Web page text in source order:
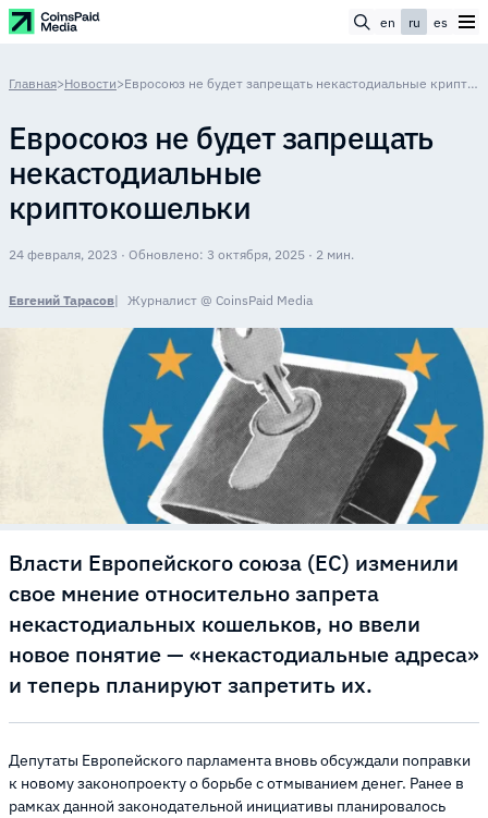
en ru es
Главная>Новости> Евросоюз не будет запрещать некастодиальные криптокошельки
Евросоюз не будет запрещать
некастодиальные
криптокошельки
24 февраля, 2023 · Обновлено: 3 октября, 2025 · 2 мин.
Евгений Тарасов Журналист @ CoinsPaid Media
Власти Европейского союза (ЕС) изменили
свое мнение относительно запрета
некастодиальных кошельков, но ввели
новое понятие — «некастодиальные адреса»
и теперь планируют запретить их.
Депутаты Европейского парламента вновь обсуждали поправки
к новому законопроекту о борьбе с отмыванием денег. Ранее в
рамках данной законодательной инициативы планировалось